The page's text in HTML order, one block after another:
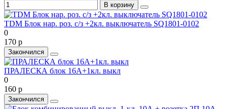
В корзину
TDM Блок нар. роз. с/з +2кл. выключатель SQ1801-0102
0
170 р
Закончился
ПРАЛЕСКА блок 16А+1кл. выкл
0
160 р
Закончился